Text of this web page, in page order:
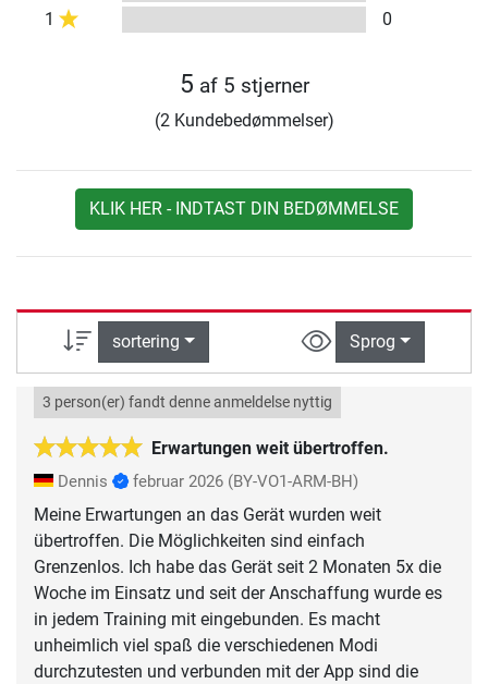
1
0
5 af 5 stjerner
(2 Kundebedømmelser)
KLIK HER - INDTAST DIN BEDØMMELSE
sortering Sprog
Erwartungen weit übertroffen.
3 person(er) fandt denne anmeldelse nyttig
Dennis februar 2026 (BY-VO1-ARM-BH)
Meine Erwartungen an das Gerät wurden weit
übertroffen. Die Möglichkeiten sind einfach
Grenzenlos. Ich habe das Gerät seit 2 Monaten 5x die
Woche im Einsatz und seit der Anschaffung wurde es
in jedem Training mit eingebunden. Es macht
unheimlich viel spaß die verschiedenen Modi
durchzutesten und verbunden mit der App sind die